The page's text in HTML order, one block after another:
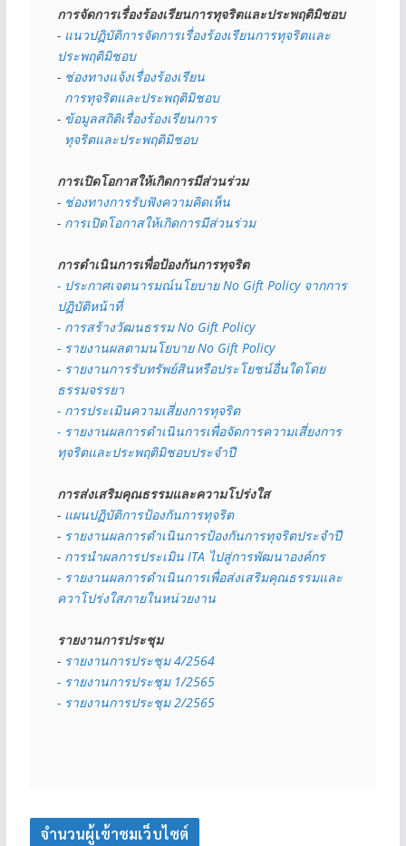
การจัดการเรื่องร้องเรียนการทุจริตและประพฤติมิชอบ
- แนวปฏิบัติการจัดการเรื่องร้องเรียนการทุจริตและ
ประพฤติมิชอบ
- ช่องทางแจ้งเรื่องร้องเรียน
  การทุจริตและประพฤติมิชอบ
- ข้อมูลสถิติเรื่องร้องเรียนการ
  ทุจริตและประพฤติมิชอบ
การเปิดโอกาสให้เกิดการมีส่วนร่วม
- ช่องทางการรับฟังความคิดเห็น
- การเปิดโอกาสให้เกิดการมีส่วนร่วม
การดำเนินการเพื่อป้องกันการทุจริต
- ประกาศเจตนารมณ์นโยบาย No Gift Policy จากการ
ปฏิบัติหน้าที่
- การสร้างวัฒนธรรม No Gift Policy
- รายงานผลตามนโยบาย No Gift Policy
- รายงานการรับทรัพย์สินหรือประโยชน์อื่นใดโดย
ธรรมจรรยา
- การประเมินความเสี่ยงการทุจริต
- รายงานผลการดำเนินการเพื่อจัดการความเสี่ยงการ
ทุจริตและประพฤติมิชอบประจำปี
การส่งเสริมคุณธรรมและความโปร่งใส
- แผนปฏิบัติการป้องกันการทุจริต
- รายงานผลการดำเนินการป้องกันการทุจริตประจำปี
- การนำผลการประเมิน ITA ไปสู่การพัฒนาองค์กร
- รายงานผลการดำเนินการเพื่อส่งเสริมคุณธรรมและ
ควาโปร่งใสภายในหน่วยงาน
รายงานการประชุม
- รายงานการประชุม 4/2564
- รายงานการประชุม 1/2565
- รายงานการประชุม 2/2565
จำนวนผู้เข้าชมเว็บไซต์